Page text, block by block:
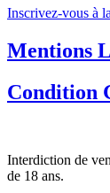
Inscrivez-vous à
Mentions
Condition
Interdiction de
de 18 ans.